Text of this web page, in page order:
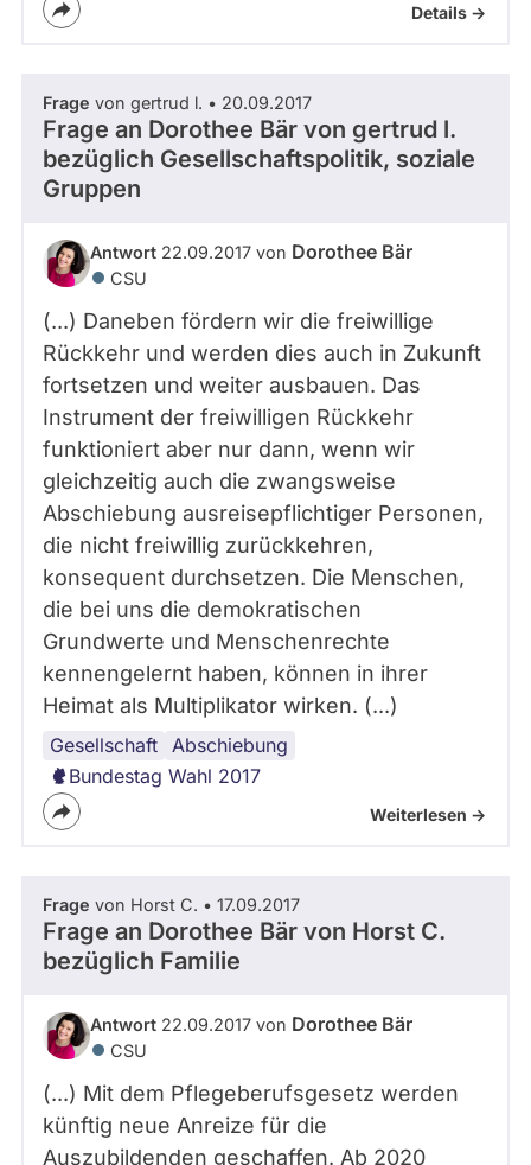
Details ->
Frage von gertrud l. • 20.09.2017
Frage an Dorothee Bär von gertrud l.
bezüglich Gesellschaftspolitik, soziale
Gruppen
Antwort 22.09.2017 von Dorothee Bär
CSU
(...) Daneben fördern wir die freiwillige
Rückkehr und werden dies auch in Zukunft
fortsetzen und weiter ausbauen. Das
Instrument der freiwilligen Rückkehr
funktioniert aber nur dann, wenn wir
gleichzeitig auch die zwangsweise
Abschiebung ausreisepflichtiger Personen,
die nicht freiwillig zurückkehren,
konsequent durchsetzen. Die Menschen,
die bei uns die demokratischen
Grundwerte und Menschenrechte
kennengelernt haben, können in ihrer
Heimat als Multiplikator wirken. (...)
Gesellschaft Abschiebung
Flüchtlingspolitik
Bundestag Wahl 2017
Weiterlesen ->
Frage von Horst C. • 17.09.2017
Frage an Dorothee Bär von Horst C.
bezüglich Familie
Antwort 22.09.2017 von Dorothee Bär
CSU
(...) Mit dem Pflegeberufsgesetz werden
künftig neue Anreize für die
Auszubildenden geschaffen. Ab 2020